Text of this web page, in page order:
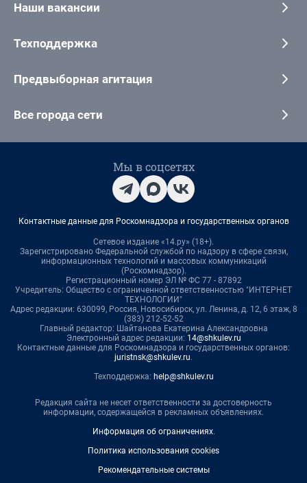
Наши вакансии
Техподдержка
Предвыборная агитация
Все города сети
Мы в соцсетях
Контактные данные для Роскомнадзора и государственных органов
Сетевое издание «14.ру» (18+).
Зарегистрировано Федеральной службой по надзору в сфере связи,
информационных технологий и массовых коммуникаций
(Роскомнадзор).
Регистрационный номер ЭЛ № ФС 77 - 87892
Учредитель: Общество с ограниченной ответственностью "ИНТЕРНЕТ
ТЕХНОЛОГИИ"
Адрес редакции: 630099, Россия, Новосибирск, ул. Ленина, д. 12, 6 этаж, 8
(383) 212-52-52
Главный редактор: Шайтанова Екатерина Александровна
Электронный адрес редакции: 14@shkulev.ru
Контактные данные для Роскомнадзора и государственных органов:
juristnsk@shkulev.ru.
Техподдержка: help@shkulev.ru
Редакция сайта не несет ответственности за достоверность
информации, содержащейся в рекламных объявлениях.
Информация об ограничениях.
Политика использования cookies
Рекомендательные системы